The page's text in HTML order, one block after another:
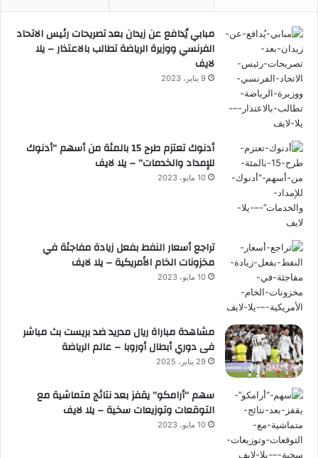
مبابي يُدافع عن زيدان بعد تصريحات رئيس الاتحاد
الفرنسي ووزيرة الرياضة تطالب بالاعتذار – يلا
لايف
9 يناير، 2023
أدنوك تعتزم طرح 15 بالمئة من أسهم “أدنوك
للإمداد والخدمات” – يلا لايف
10 مايو، 2023
تراجع أسعار النفط بفعل زيادة مفاجئة في
مخزونات الخام الأمريكية – يلا لايف
10 مايو، 2023
مشاهدة مباراة ريال مدريد ضد بريست بث مباشر
فى دوري أبطال أوروبا – عالم الرياضة
29 يناير، 2025
سهم “أرامكو” يقفز بعد نتائج متماشية مع
التوقعات وتوزيعات سخية – يلا لايف
10 مايو، 2023